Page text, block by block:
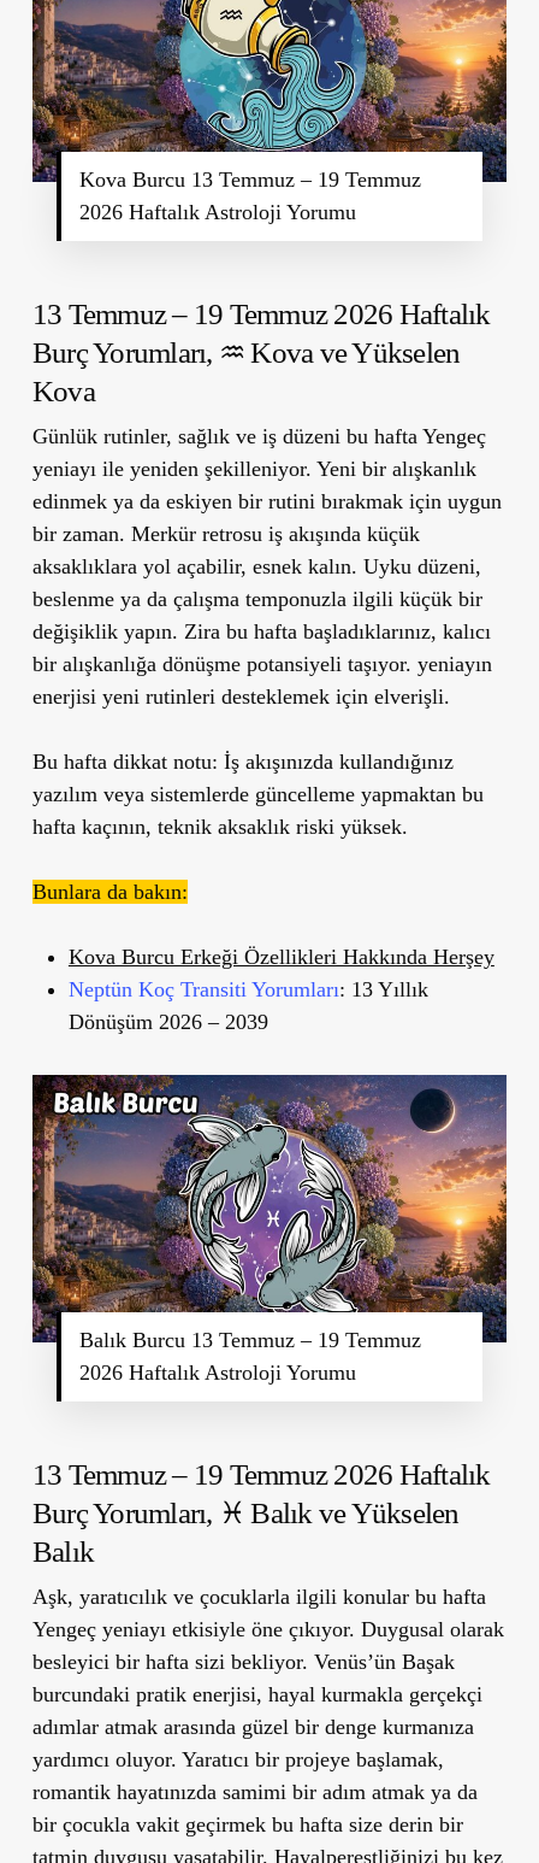
Kova Burcu 13 Temmuz – 19 Temmuz
2026 Haftalık Astroloji Yorumu
13 Temmuz – 19 Temmuz 2026 Haftalık
Burç Yorumları, ♒ Kova ve Yükselen
Kova
Günlük rutinler, sağlık ve iş düzeni bu hafta Yengeç
yeniayı ile yeniden şekilleniyor. Yeni bir alışkanlık
edinmek ya da eskiyen bir rutini bırakmak için uygun
bir zaman. Merkür retrosu iş akışında küçük
aksaklıklara yol açabilir, esnek kalın. Uyku düzeni,
beslenme ya da çalışma temponuzla ilgili küçük bir
değişiklik yapın. Zira bu hafta başladıklarınız, kalıcı
bir alışkanlığa dönüşme potansiyeli taşıyor. yeniayın
enerjisi yeni rutinleri desteklemek için elverişli.
Bu hafta dikkat notu: İş akışınızda kullandığınız
yazılım veya sistemlerde güncelleme yapmaktan bu
hafta kaçının, teknik aksaklık riski yüksek.
Bunlara da bakın:
Kova Burcu Erkeği Özellikleri Hakkında Herşey
Neptün Koç Transiti Yorumları: 13 Yıllık
Dönüşüm 2026 – 2039
Balık Burcu 13 Temmuz – 19 Temmuz
2026 Haftalık Astroloji Yorumu
13 Temmuz – 19 Temmuz 2026 Haftalık
Burç Yorumları, ♓ Balık ve Yükselen
Balık
Aşk, yaratıcılık ve çocuklarla ilgili konular bu hafta
Yengeç yeniayı etkisiyle öne çıkıyor. Duygusal olarak
besleyici bir hafta sizi bekliyor. Venüs’ün Başak
burcundaki pratik enerjisi, hayal kurmakla gerçekçi
adımlar atmak arasında güzel bir denge kurmanıza
yardımcı oluyor. Yaratıcı bir projeye başlamak,
romantik hayatınızda samimi bir adım atmak ya da
bir çocukla vakit geçirmek bu hafta size derin bir
tatmin duygusu yaşatabilir. Hayalperestliğinizi bu kez